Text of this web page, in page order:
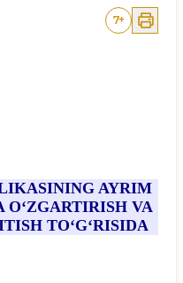
7+
AYRIM
O‘ZGARTIRISH VA
TO‘G‘RISIDA